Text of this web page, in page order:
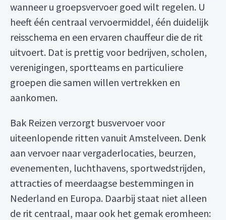
wanneer u groepsvervoer goed wilt regelen. U
heeft één centraal vervoermiddel, één duidelijk
reisschema en een ervaren chauffeur die de rit
uitvoert. Dat is prettig voor bedrijven, scholen,
verenigingen, sportteams en particuliere
groepen die samen willen vertrekken en
aankomen.
Bak Reizen verzorgt busvervoer voor
uiteenlopende ritten vanuit Amstelveen. Denk
aan vervoer naar vergaderlocaties, beurzen,
evenementen, luchthavens, sportwedstrijden,
attracties of meerdaagse bestemmingen in
Nederland en Europa. Daarbij staat niet alleen
de rit centraal, maar ook het gemak eromheen: